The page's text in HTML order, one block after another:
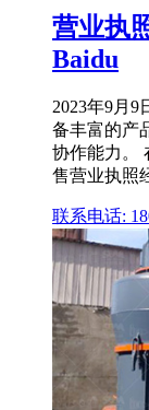
营业执
Baidu
2023年9月
备丰富的产
协作能力。
售营业执照
联系电话: